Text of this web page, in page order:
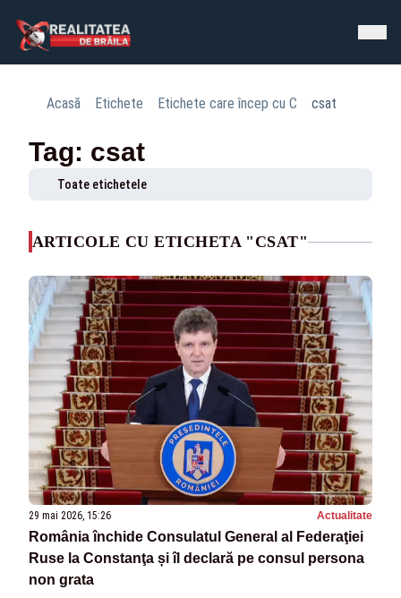
Acasă Etichete Etichete care încep cu C csat
Tag: csat
Toate etichetele
ARTICOLE CU ETICHETA "CSAT"
29 mai 2026, 15:26 Actualitate
România închide Consulatul General al Federaţiei
Ruse la Constanţa și îl declară pe consul persona
non grata